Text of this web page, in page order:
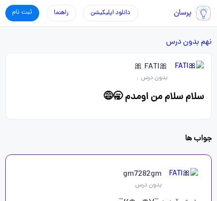
پرسان ثبت نام راهنما دانلود اپلیکیشن
نهم بدون درس
🎀FATI 🎀
بدون درس .
سلام سلام من اومدم 🥱😅
جواب ها
gm7282gm
بدون درس